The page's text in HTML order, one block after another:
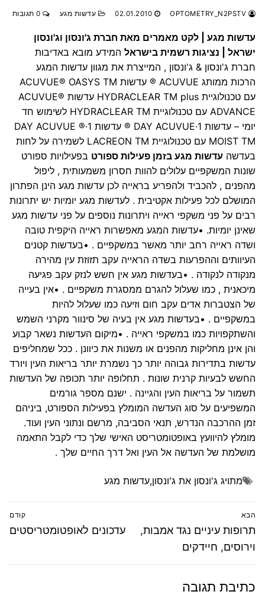
02.01.2010 עדשות מגע
עדשות מגע | לקט מאמרים מאת חברת ג'ונסון וג'ונסון
ישראל | נציגות רשמית בישראל המידע מובא באדיבות
חברת ג'ונסון & ג'ונסון , המייצרת את מגוון עדשות המגע
הרכות ממותג ACUVUE ® עדשות ACUVUE® OASYS TM
עם טכנולוגיית HYDRACLEAR TM plus
עדשות ACUVUE®
ADVANCE עם טכנולוגיית HYDRACLEAR TM לשימוש חד
יומי – עדשות 1·DAY ACUVUE ® עדשות 1·DAY ACUVUE ®
MOIST TM עם טכנולוגיית LACREON TM לשמירה על לחות
בעדשה עדשות מגע בזמן פעילות ספורט בפעילויות ספורט
שונות המשקפיים עלולים להוות חסרון משמעותית , ליפול
מהפנים , להכביד ולהפריע בראייה לכן עדשות מגע הינן הפתרון
המושלם לכל פעילות אקטיבית . לעדשות מגע יומיות יש יתרונות
רבים על פני משקפי ראייה ויתרונות נוספים על פני עדשות מגע
שאינן יומיות. •עדשות המגע מאפשרות ראייה היקפית טובה
ושדה ראייה רחב יותר מאשר במשקפיים . •בעדשות קטנים
העיוותים וההפרעות בשדה הראייה עקב תזוזת עין מהירה
מנקודה לנקודה . •בעדשות מגע אין חשש לנזק עקב פגיעה
מיכאנית , כמו שעלול להגרם ממסגרת משקפיים . •אין בעייה
של הצטברות אדים עקב חום וזיעה כמו שעלול להיות
במשקפיים . •בעדשות מגע אין בעיה של סינוור מקרני השמש
והשתקפויות כמו במשקפי ראייה . •מיקום העדשות נשאר קבוע
והן אינן מחליקות מהפנים או משנות את כיוונן . ככל שמחליפים
עדשות בתדירות גבוהה יותר כך נשמרת יותר בריאות העין ויורד
החשש לבעיות קרנית שונות . תחלופה יותר תכופה של העדשות
תשמור על בריאות העין והגיינה . ישנם מספר גורמים
המשפיעים על סוג העדשה המומלץ בפעילות הספורט, ביניהם
זמן ההרכבה הנדרש, תנאי הסביבה, מרשם ונתוני העין ועוד.
מומלץ להיוועץ באופטומטריסט האישי שלך כדי לקבל התאמה
מושלמת של העדשה אל העין ואל דרך החיים שלך .
מתויג ג'ונסון את ג'ונסון,עדשות מגע
ניווט קודם
פוסט
עדכונים לאופטומטריסטים
הבא
הפוסט
הבא:
תרופות עיניים נגד אמבות,
וירוסים, חיידקים
כתיבת תגובה